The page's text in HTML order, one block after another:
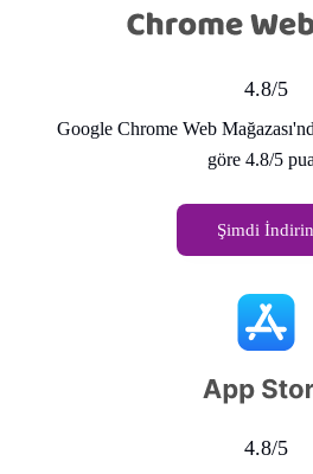
4.8/5
Google Chrome Web
göre 4.8/5
Şimdi İndirin
4.8/5